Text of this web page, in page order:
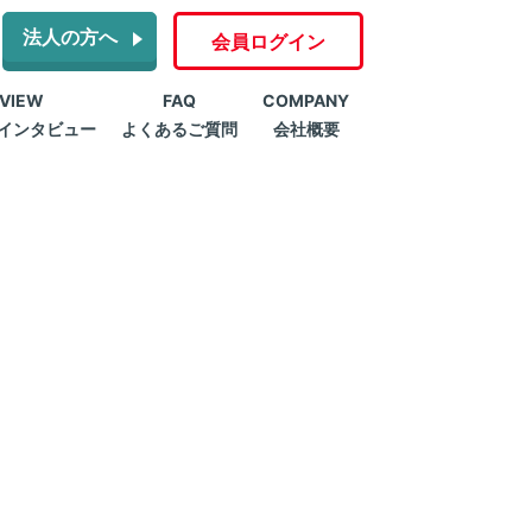
法人の方へ 会員ログイン
ンタビュー
FAQ
よくあるご質問
COMPANY
会社概要